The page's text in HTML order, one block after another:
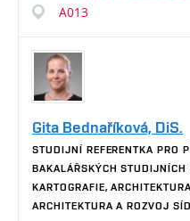
A013
Gita Bednaříková, DiS.
STUDIJNÍ REFERENTKA PRO
BAKALÁŘSKÝCH STUDIJNÍCH
KARTOGRAFIE,
ARCHITEKTURA A ROZVOJ